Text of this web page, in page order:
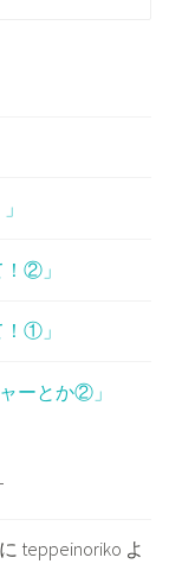
②」
①」
ーとか②」
に teppeinoriko よ